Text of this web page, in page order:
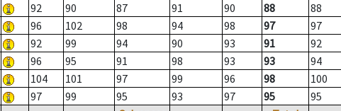
92 90 87 91 90 88
88
96 102 98 94 98 97
97
92 99 94 90 93 91
92
96 95 91 98 93 93
94
104 101 97 99 96 98
100
97 99 95 93 97 95 95